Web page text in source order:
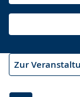
Zur